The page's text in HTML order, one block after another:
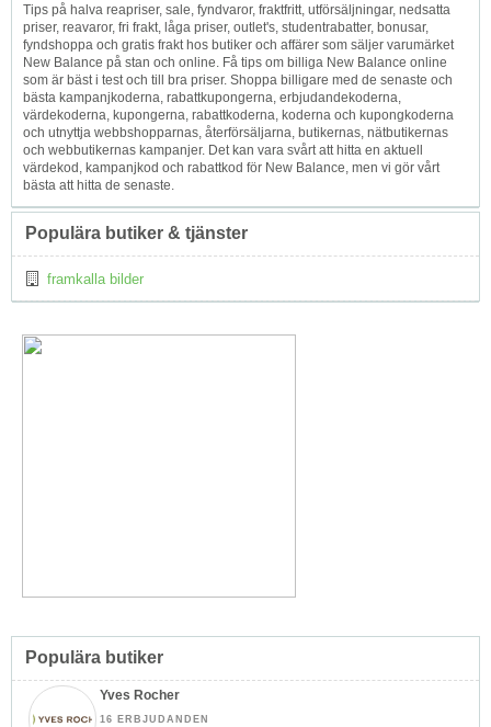
Tips på halva reapriser, sale, fyndvaror, fraktfritt, utförsäljningar, nedsatta
priser, reavaror, fri frakt, låga priser, outlet's, studentrabatter, bonusar,
fyndshoppa och gratis frakt hos butiker och affärer som säljer varumärket
New Balance på stan och online. Få tips om billiga New Balance online
som är bäst i test och till bra priser. Shoppa billigare med de senaste och
bästa kampanjkoderna, rabattkupongerna, erbjudandekoderna,
värdekoderna, kupongerna, rabattkoderna, koderna och kupongkoderna
och utnyttja webbshopparnas, återförsäljarna, butikernas, nätbutikernas
och webbutikernas kampanjer. Det kan vara svårt att hitta en aktuell
värdekod, kampanjkod och rabattkod för New Balance, men vi gör vårt
bästa att hitta de senaste.
Populära butiker & tjänster
framkalla bilder
Populära butiker
Yves Rocher
16 ERBJUDANDEN